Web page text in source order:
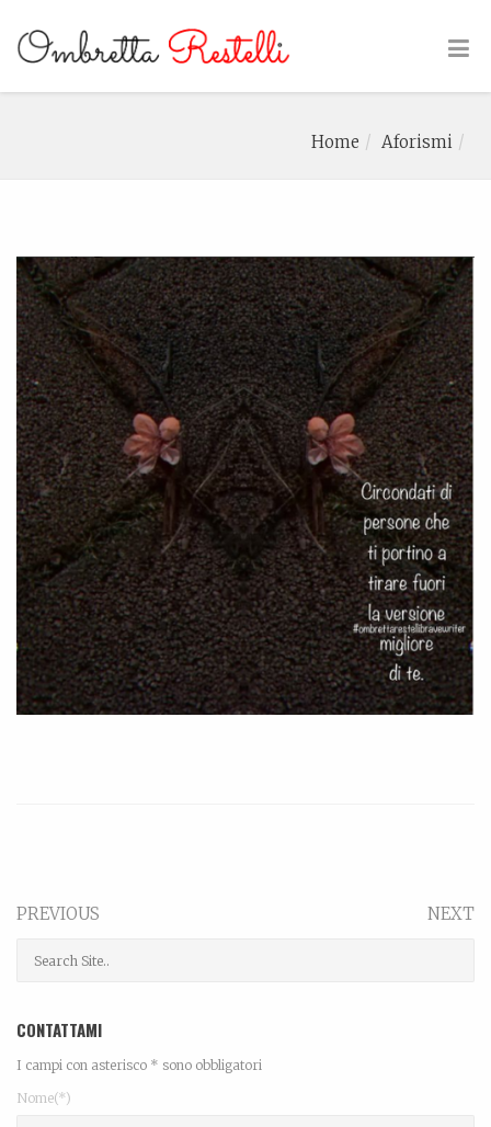
Home Aforismi
PREVIOUS NEXT
CONTATTAMI
I campi con asterisco * sono obbligatori
Nome(*)